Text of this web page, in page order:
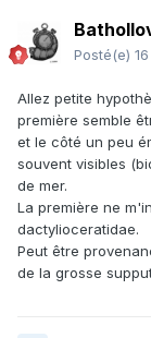
Posté(e)
Allez petite
première semble
et le côté un peu
souvent visibles
de mer.
La première ne
dactylioceratidae.
Peut être
de la grosse